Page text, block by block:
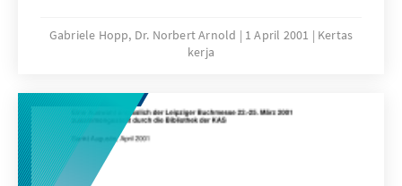
wichtiger Organisationen in
Deutschlandstichwortartig zusammengefasst.
jeweils angegeben.
Gabriele Hopp, Dr. Norbert Arnold 1 April 2001
Kertas
kerja